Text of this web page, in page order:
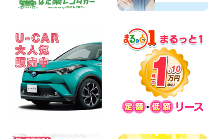
お盆シーズン空きあり!!100円レンタカー
夏季休暇のお知らせ 東京都 墨田文花店
100円レンタカー 墨田文花
2026年08月07日
8月 お盆休みのお知らせ 広島県 ベイシテ
ィ宇品店
100円レンタカー ベイシティ宇品
2026年08月07日
横浜弥生台店限定!!夏季特別キャンペーン
100円レンタカー 横浜弥生台